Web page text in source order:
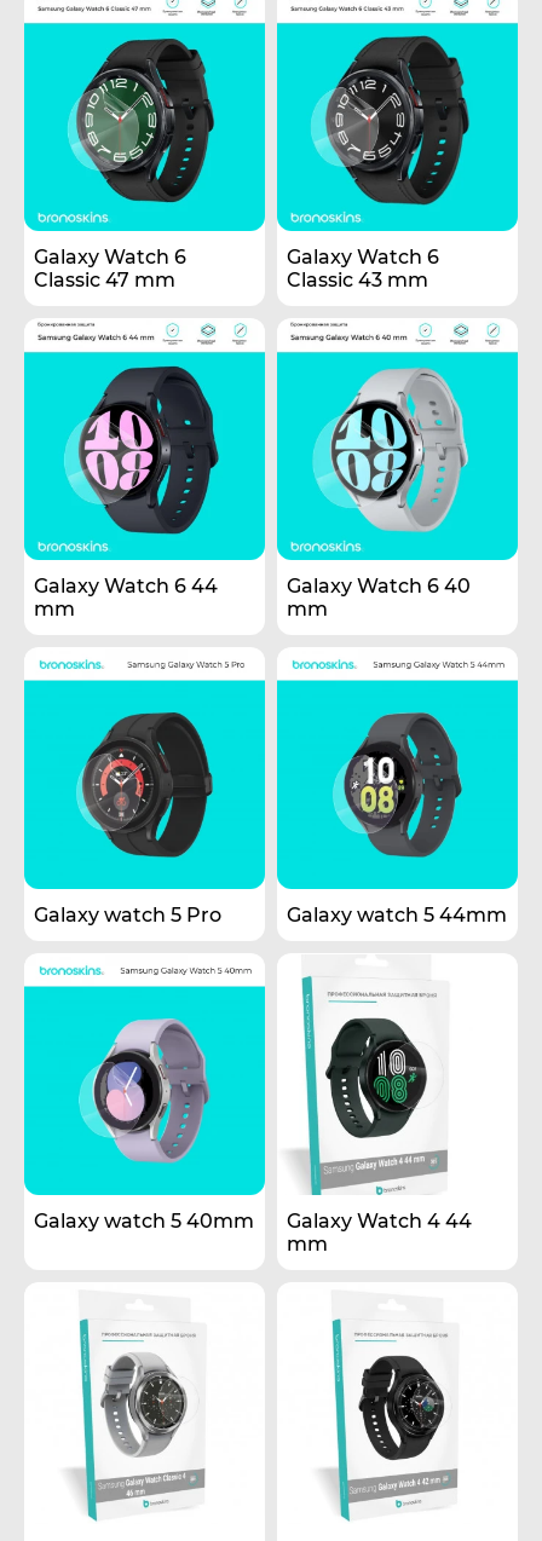
Galaxy Watch 6
Classic 47 mm
Galaxy Watch 6
Classic 43 mm
Galaxy Watch 6 44
mm
Galaxy Watch 6 40
mm
Galaxy watch 5 Pro Galaxy watch 5 44mm
Galaxy watch 5 40mm
Galaxy Watch 4 44
mm